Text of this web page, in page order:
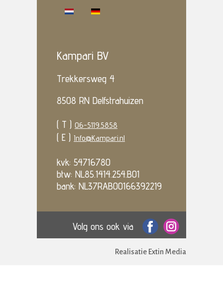
Kampari BV
Trekkersweg 4
8508 RN Delfstrahuizen
( T ) 06-5119.5858
( E ) Info@Kampari.nl
kvk: 54716780
btw: NL85.1414.254.B01
bank: NL37RABO0166392219
Realisatie Extin Media
Volg ons ook via